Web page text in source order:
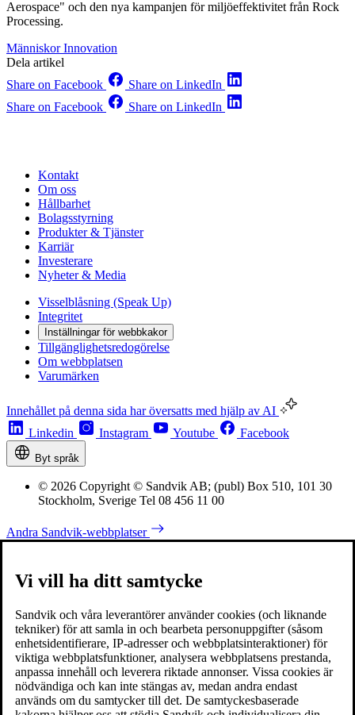
Aerospace" och den nya kampanjen för miljöeffektivitet från Rock
Processing.
MänniskorInnovation
Dela artikel
Share on Facebook
Share on LinkedIn
Share on Facebook
Share on LinkedIn
Kontakt
Om oss
Hållbarhet
Bolagsstyrning
Produkter & Tjänster
Karriär
Investerare
Nyheter & Media
Visselblåsning (Speak Up)
Integritet
Inställningar för webbkakor
Tillgänglighetsredogörelse
Om webbplatsen
Varumärken
Innehållet på denna sida har översatts med hjälp av AI
Linkedin
Instagram Youtube Facebook
Byt språk
© 2026 Copyright © Sandvik AB; (publ) Box 510, 101 30
Stockholm, Sverige Tel 08 456 11 00
Andra Sandvik-webbplatser
Vi vill ha ditt samtycke
Sandvik och våra leverantörer använder cookies (och liknande
tekniker) för att samla in och bearbeta personuppgifter (såsom
enhetsidentifierare, IP-adresser och webbplatsinteraktioner) för
viktiga webbplatsfunktioner, analysera webbplatsens prestanda,
anpassa innehåll och leverera riktade annonser. Vissa cookies är
nödvändiga och kan inte stängas av, medan andra endast
används om du samtycker till det. De samtyckesbaserade